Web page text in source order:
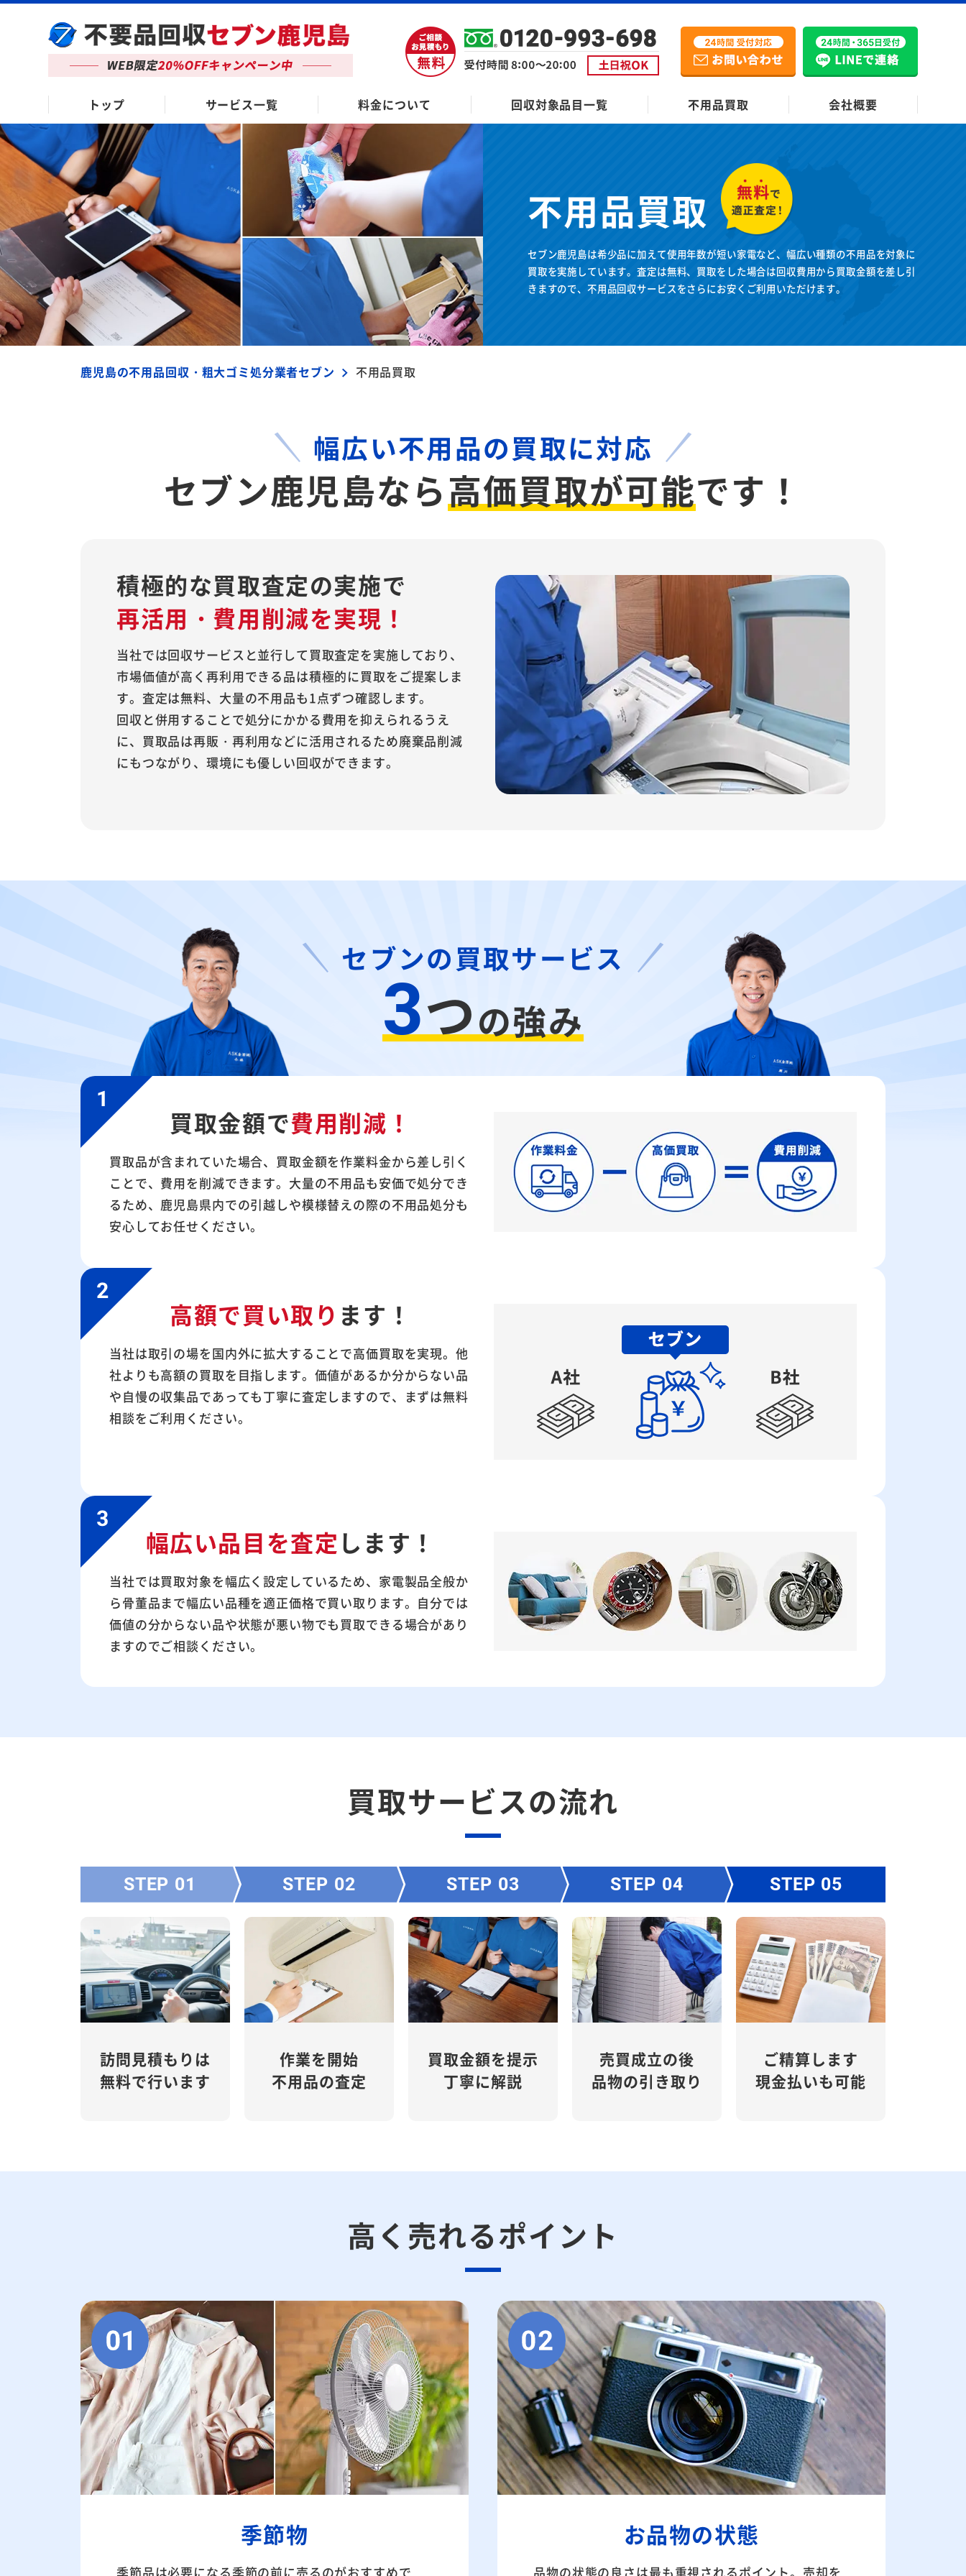
トップ サービス一覧 料金について 回収対象品目一覧 不用品買取 会社概要
不用品買取
セブン鹿児島は希少品に加えて使用年数が短い家電など、幅広い種類の不用品を対象に
買取を実施しています。査定は無料、買取をした場合は回収費用から買取金額を差し引
きますので、不用品回収サービスをさらにお安くご利用いただけます。
鹿児島の不用品回収・粗大ゴミ処分業者セブン 不用品買取
幅広い不用品の買取に対応
セブン鹿児島なら高価買取が可能です！
積極的な買取査定の実施で
再活用・費用削減を実現！
当社では回収サービスと並行して買取査定を実施しており、
市場価値が高く再利用できる品は積極的に買取をご提案しま
す。査定は無料、大量の不用品も1点ずつ確認します。
回収と併用することで処分にかかる費用を抑えられるうえ
に、買取品は再販・再利用などに活用されるため廃棄品削減
にもつながり、環境にも優しい回収ができます。
セブンの買取サービス
3つの強み
買取金額で費用削減！
買取品が含まれていた場合、買取金額を作業料金から差し引く
ことで、費用を削減できます。大量の不用品も安価で処分でき
るため、鹿児島県内での引越しや模様替えの際の不用品処分も
安心してお任せください。
高額で買い取り ます！
当社は取引の場を国内外に拡大することで高価買取を実現。他
社よりも高額の買取を目指します。価値があるか分からない品
や自慢の収集品であっても丁寧に査定しますので、まずは無料
相談をご利用ください。
幅広い品目を査定します！
当社では買取対象を幅広く設定しているため、家電製品全般か
ら骨董品まで幅広い品種を適正価格で買い取ります。自分では
価値の分からない品や状態が悪い物でも買取できる場合があり
ますのでご相談ください。
買取サービスの流れ
STEP
訪問見積もりは
無料で行います
STEP
作業を開始
不用品の査定
STEP
買取金額を提示
丁寧に解説
STEP
売買成立の後
品物の引き取り
STEP
ご精算します
現金払いも可能
高く売れるポイント
季節物
季節品は必要になる季節の前に売るのがおすすめで
お品物の状態
品物の状態の良さは最も重視されるポイント。売却を